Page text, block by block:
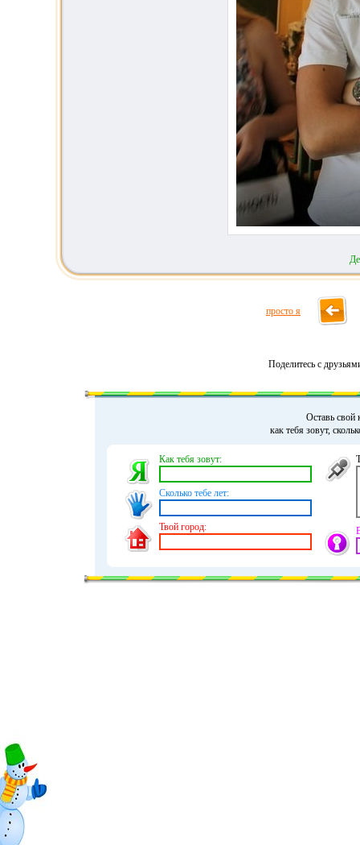
просто я
Поделитесь с
Оставь свой
как тебя зовут,
Как тебя зовут:
Сколько тебе лет:
Твой город: